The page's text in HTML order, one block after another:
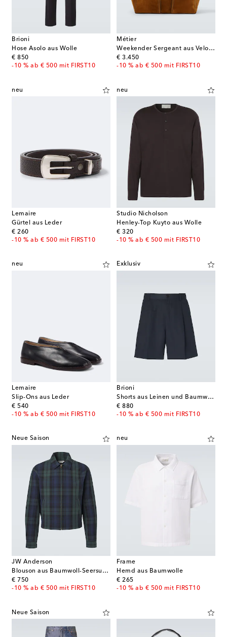
Brioni
Hose Asolo aus Wolle
€ 850
original price
-10 % ab € 500 mit FIRST10
Métier
Weekender Sergeant aus Veloursleder
€ 3.450
original price
-10 % ab € 500 mit FIRST10
neu
Lemaire
Gürtel aus Leder
€ 260
original price
-10 % ab € 500 mit FIRST10
neu
Studio Nicholson
Henley-Top Kuyto aus Wolle
€ 320
original price
-10 % ab € 500 mit FIRST10
neu
Lemaire
Slip-Ons aus Leder
€ 540
original price
-10 % ab € 500 mit FIRST10
Exklusiv
Brioni
Shorts aus Leinen und Baumwolle
€ 880
original price
-10 % ab € 500 mit FIRST10
Neue Saison
JW Anderson
Blouson aus Baumwoll-Seersucker
€ 750
original price
-10 % ab € 500 mit FIRST10
neu
Frame
Hemd aus Baumwolle
€ 265
original price
-10 % ab € 500 mit FIRST10
Neue Saison